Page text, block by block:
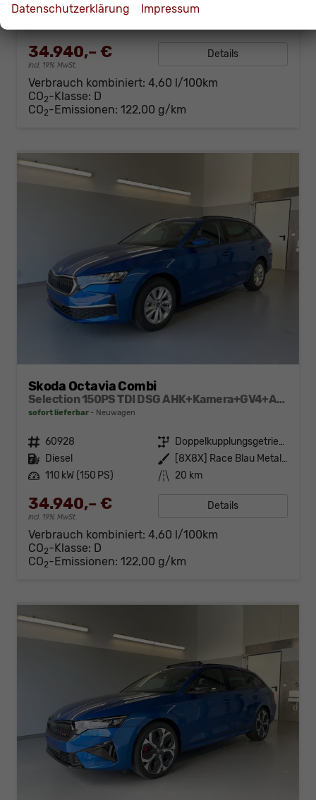
Kraftstoff Diesel Außenfarbe
34.940,– €
incl. 19% MwSt.
Details
Verbrauch kombiniert: 4,60 l/100km
CO2-Klasse: D
CO2-Emissionen: 122,00 g/km
Skoda Octavia Combi
Selection 150PS TDI DSG AHK+Kamera+GV4+ACC+TravelAssist+Sunset+Alu+LightAssist
sofort lieferbar Neuwagen
Fahrzeugnr. 60928 Getriebe
Doppelkupplungsgetriebe (DSG)
Kraftstoff Diesel Außenfarbe
[8X8X] Race Blau Metallic
Leistung 110 kW (150 PS) Kilometerstand 20 km
34.940,– €
incl. 19% MwSt.
Details
Verbrauch kombiniert: 4,60 l/100km
CO2-Klasse: D
CO2-Emissionen: 122,00 g/km
Datenschutzerklärung Impressum